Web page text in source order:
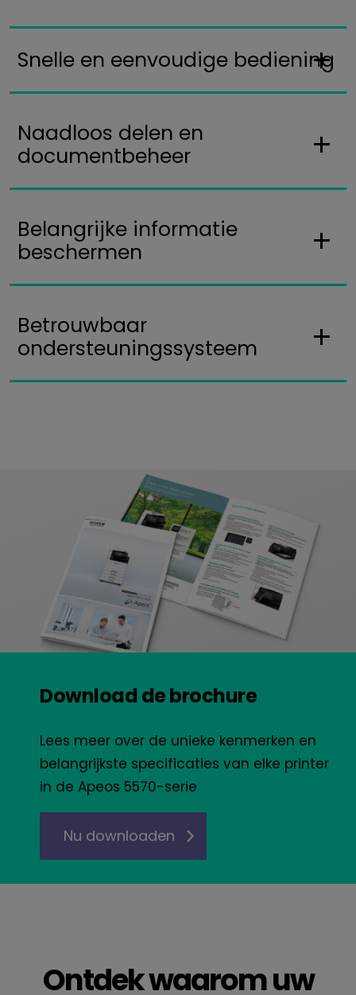
Snelle en eenvoudige bediening
Naadloos delen en
documentbeheer
Belangrijke informatie
beschermen
Betrouwbaar
ondersteuningssysteem
Download de brochure
Lees meer over de unieke kenmerken en
belangrijkste specificaties van elke printer
in de Apeos 5570-serie
Nu downloaden
Ontdek waarom uw